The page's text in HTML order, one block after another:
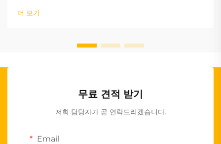
더 보기
무료 견적 받기
저희 담당자가 곧 연락드리겠습니다.
Email